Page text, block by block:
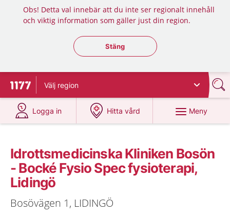
Obs! Detta val innebär att du inte ser regionalt innehåll
och viktig information som gäller just din region.
Stäng regionsväljaren
Stäng
Till startsidan för 1177
Välj region
Logga in
på 1177.se
Hitta vård
på 1177.se
Meny
Idrottsmedicinska Kliniken Bosön
- Bocké Fysio Spec fysioterapi,
Lidingö
Bosövägen 1, LIDINGÖ